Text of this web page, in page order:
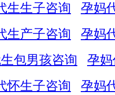
生生子咨询
孕妈
生产子咨询
孕妈
包男孩咨询
孕
怀生子咨询
孕妈